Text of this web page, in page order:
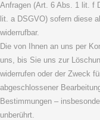
Anfragen (Art. 6 Abs. 1 lit. f
lit. a DSGVO) sofern diese
widerrufbar.
Die von Ihnen an uns per
uns, bis Sie uns zur
widerrufen oder der Zweck
abgeschlossener
Bestimmungen –
unberührt.